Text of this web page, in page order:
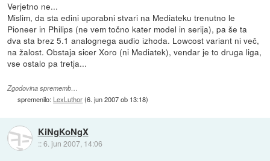
Verjetno ne...
Mislim, da sta edini uporabni stvari na Mediateku trenutno le
Pioneer in Philips (ne vem točno kater model in serija), pa še ta
dva sta brez 5.1 analognega audio izhoda. Lowcost variant ni več,
na žalost. Obstaja sicer Xoro (ni Mediatek), vendar je to druga liga,
vse ostalo pa tretja...
Zgodovina sprememb…
spremenilo: LexLuthor(6. jun 2007 ob 13:18)
KiNgKoNgX
::6. jun 2007, 14:06